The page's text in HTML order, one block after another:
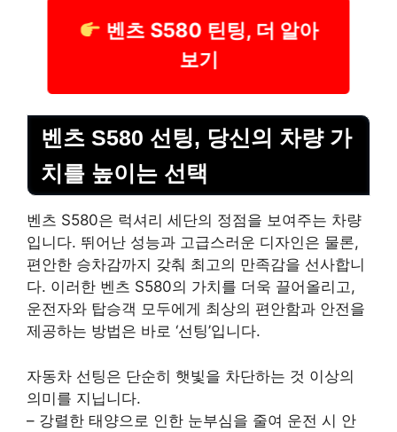
벤츠 S580 틴팅, 더 알아
보기
벤츠 S580 선팅, 당신의 차량 가
치를 높이는 선택
벤츠 S580은 럭셔리 세단의 정점을 보여주는 차량
입니다. 뛰어난 성능과 고급스러운 디자인은 물론,
편안한 승차감까지 갖춰 최고의 만족감을 선사합니
다. 이러한 벤츠 S580의 가치를 더욱 끌어올리고,
운전자와 탑승객 모두에게 최상의 편안함과 안전을
제공하는 방법은 바로 ‘선팅’입니다.
자동차 선팅은 단순히 햇빛을 차단하는 것 이상의
의미를 지닙니다.
– 강렬한 태양으로 인한 눈부심을 줄여 운전 시 안